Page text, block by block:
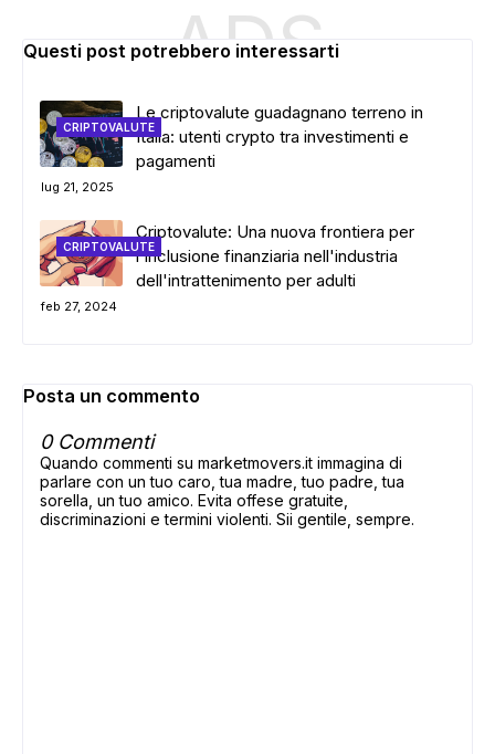
ADS
Questi post potrebbero interessarti
CRIPTOVALUTE
Le criptovalute guadagnano terreno in
Italia: utenti crypto tra investimenti e
pagamenti
lug 21, 2025
CRIPTOVALUTE
Criptovalute: Una nuova frontiera per
l'inclusione finanziaria nell'industria
dell'intrattenimento per adulti
feb 27, 2024
Posta un commento
0 Commenti
Quando commenti su marketmovers.it immagina di
parlare con un tuo caro, tua madre, tuo padre, tua
sorella, un tuo amico. Evita offese gratuite,
discriminazioni e termini violenti. Sii gentile, sempre.